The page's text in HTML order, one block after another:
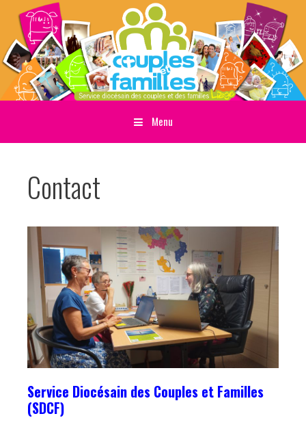
Menu
Contact
Service Diocésain des Couples et Familles
(SDCF)